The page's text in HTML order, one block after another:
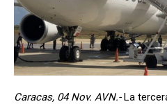
Caracas, 04 Nov. AVN.-La